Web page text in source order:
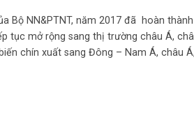
Bộ NN&PTNT, năm 2017 đã hoàn
tục mở rộng sang thị trường châu Á,
chín xuất sang Đông – Nam Á, châu